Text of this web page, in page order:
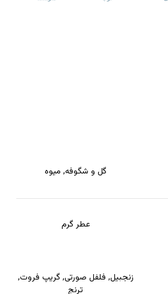
گل و شگوفه, میوه
عطر گرم
زنجبیل, فلفل صورتی, گریپ فروت,
ترنج